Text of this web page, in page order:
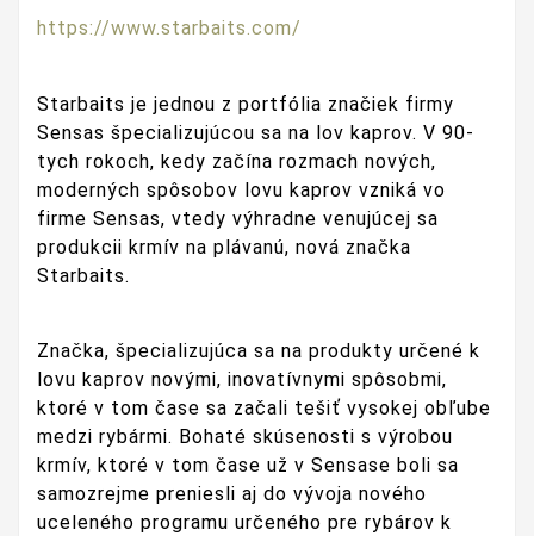
https://www.starbaits.com/
Starbaits je jednou z portfólia značiek firmy
Sensas špecializujúcou sa na lov kaprov. V 90-
tych rokoch, kedy začína rozmach nových,
moderných spôsobov lovu kaprov vzniká vo
firme Sensas, vtedy výhradne venujúcej sa
produkcii krmív na plávanú, nová značka
Starbaits.
Značka, špecializujúca sa na produkty určené k
lovu kaprov novými, inovatívnymi spôsobmi,
ktoré v tom čase sa začali tešiť vysokej obľube
medzi rybármi. Bohaté skúsenosti s výrobou
krmív, ktoré v tom čase už v Sensase boli sa
samozrejme preniesli aj do vývoja nového
uceleného programu určeného pre rybárov k